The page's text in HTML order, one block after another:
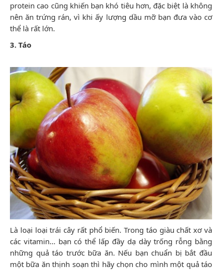
protein cao cũng khiến bạn khó tiêu hơn, đặc biệt là không
nên ăn trứng rán, vì khi ấy lượng dầu mỡ bạn đưa vào cơ
thể là rất lớn.
3. Táo
Là loại loại trái cây rất phổ biến. Trong táo giàu chất xơ và
các vitamin… bạn có thể lấp đầy dạ dày trống rỗng bằng
những quả táo trước bữa ăn. Nếu bạn chuẩn bị bắt đầu
một bữa ăn thịnh soạn thì hãy chọn cho mình một quả táo